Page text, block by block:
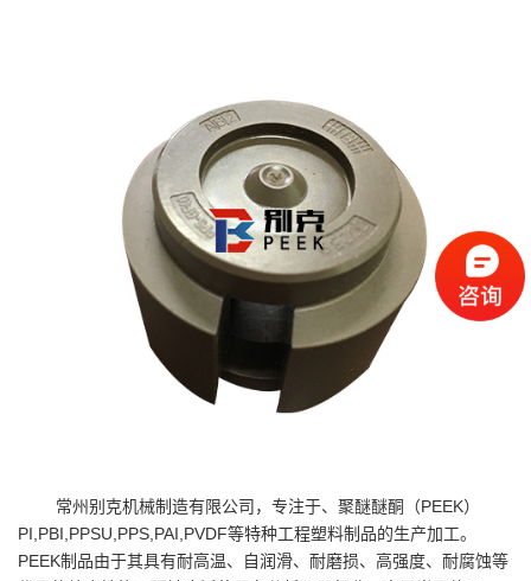
常州别克机械制造有限公司，专注于、聚醚醚酮（PEEK）
PI,PBI,PPSU,PPS,PAI,PVDF等特种工程塑料制品的生产加工。
PEEK制品由于其具有耐高温、自润滑、耐磨损、高强度、耐腐蚀等